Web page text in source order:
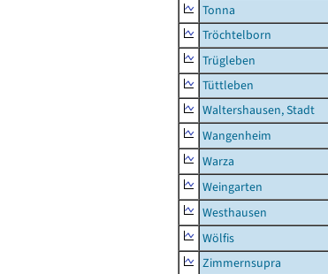
Tonna
Tröchtelborn
Trügleben
Tüttleben
Waltershausen, Stadt
Wangenheim
Warza
Weingarten
Westhausen
Wölfis
Zimmernsupra